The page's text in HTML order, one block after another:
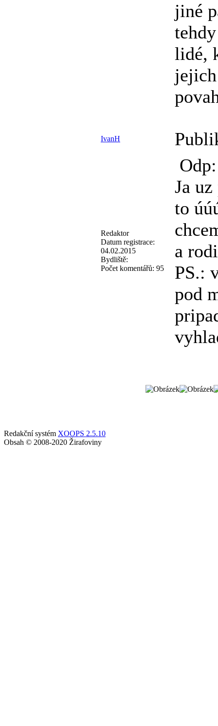
jiné
lidé,
IvanH
Redaktor
Datum registrace:
04.02.2015
Bydliště:
Počet komentářů: 95
Ja
to
a
PS.:
pod
Redakční systém XOOPS 2.5.10
Obsah © 2008-2020 Žirafoviny